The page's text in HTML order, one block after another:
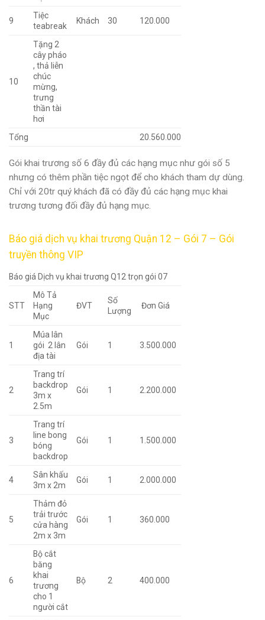
9
Tiệc
teabreak
Khách 30 120.000
10
Tặng 2
cây pháo
, thả liễn
chúc
mừng,
trưng
thần tài
hơi
Tổng
20.560.000
Gói khai trương số 6 đầy đủ các hạng mục như gói số 5
nhưng có thêm phần tiệc ngọt để cho khách tham dự dùng.
Chỉ với 20tr quý khách đã có đầy đủ các hạng mục khai
trương tương đối đầy đủ hạng mục.
Báo giá dịch vụ khai trương Quận 12 – Gói 7 – Gói
truyền thông VIP
Báo giá Dịch vụ khai trương Q12 trọn gói 07
STT
Mô Tả
Hạng
Mục
ĐVT
Số
Lượng
Đơn Giá
1
Múa lân
gói 2 lân
địa tài
Gói 1 3.500.000
2
Trang trí
backdrop
3m x
2.5m
Gói 1 2.200.000
3
Trang trí
line bong
bóng
backdrop
Gói 1 1.500.000
4
Sân khấu
3m x 2m
Gói 1 2.000.000
5
Thảm đỏ
trải trước
cửa hàng
2m x 3m
Gói 1 360.000
6
Bộ cắt
băng
khai
trương
cho 1
người cắt
Bộ 2 400.000